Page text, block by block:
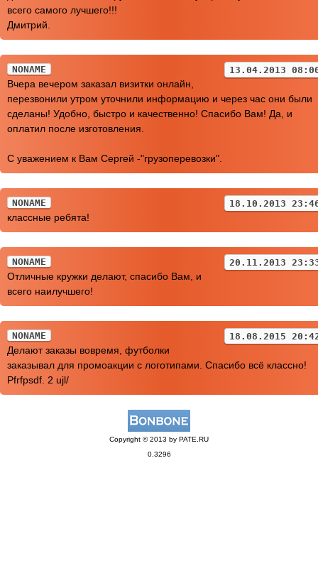
всего самого лучшего!!!
Дмитрий.
NONAME 13.04.2013
Вчера вечером заказал визитки онлайн,
перезвонили утром уточнили информацию и через час они были
сделаны! Удобно, быстро и качественно! Спасибо Вам! Да, и
оплатил после изготовления.
С уважением к Вам Сергей -"грузоперевозки".
NONAME 18.10.2013
классные ребята!
NONAME 20.11.2013
Отличные кружки делают, спасибо Вам, и
всего наилучшего!
NONAME 18.08.2015
Делают заказы вовремя, футболки
заказывал для промоакции с логотипами. Спасибо всё классно!
Pfrfpsdf. 2 ujl/
Copyright © 2013 by PATE.RU
0.3296